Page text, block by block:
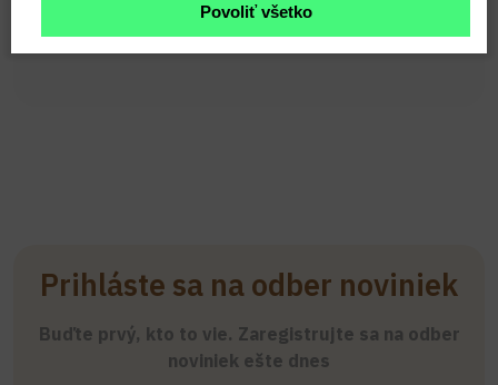
zaspávaním a krásny darček s príbehom ručnej
práce značky Miulee 🤍
Prihláste sa na odber noviniek
Buďte prvý, kto to vie. Zaregistrujte sa na odber
noviniek ešte dnes
Povoliť všetko